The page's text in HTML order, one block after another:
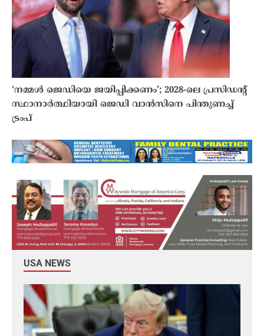
‘നമ്മൾ ജെഡിയെ ജയിപ്പിക്കണം’; 2028-ലെ പ്രസിഡൻ്റ്
സ്ഥാനാർത്ഥിയായി ജെഡി വാൻസിനെ പിന്തുണച്ച്
ട്രംപ്
USA NEWS